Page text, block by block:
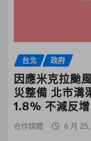
台北 政府
因應米克拉颱
災整備 北市溝
1.8% 不減反增
合作媒體 6 月